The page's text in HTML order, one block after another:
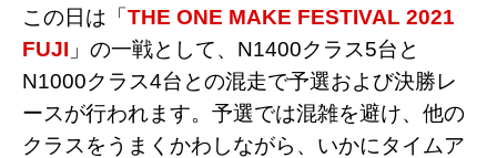
この日は「 THE ONE MAKE FESTIVAL 2021
FUJI 」の一戦として、N1400クラス5台と
N1000クラス4台との混走で予選および決勝レ
ースが行われます。予選では混雑を避け、他の
クラスをうまくかわしながら、いかにタイムア